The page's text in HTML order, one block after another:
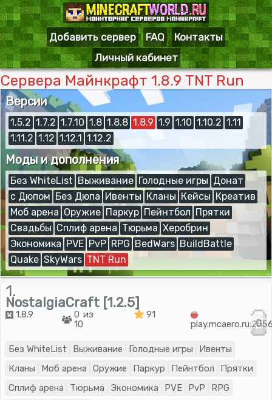
Добавить сервер FAQ
Контакты
Личный кабинет
Сервера Майнкрафт 1.8.9 TNT Run
Версии
1.5.2 1.7.2 1.7.10 1.8 1.8.8 1.8.9 1.9 1.10 1.10.2 1.11
1.11.2 1.12 1.12.1 1.12.2
Моды и дополнения
Без WhiteList Выживание Голодные игры Донат
с Дюпом Без Дюпа Ивенты Кланы Кейсы Креатив
Моб арена Оружие Паркур Пейнтбол Прятки
Свадьбы Сплиф арена Тюрьма Херобрин
Экономика PVE PvP RPG BedWars BuildBattle
Quake SkyWars TNT Run
1.
NostalgiaCraft [1.2.5]
1.8.9
0 из
10
91
0
Без WhiteList Выживание Голодные игры
Ивенты
Кланы
Моб арена Оружие Паркур Пейнтбол
Прятки
Сплиф арена
Тюрьма Экономика PVE PvP
RPG